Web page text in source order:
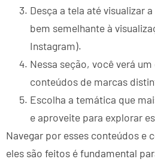
Desça a tela até visualizar a
bem semelhante à
Instagram).
Nessa seção, você verá
conteúdos de marcas
Escolha a temática que
e aproveite para explorar
Navegar por esses conteúdos e
eles são feitos é fundamental